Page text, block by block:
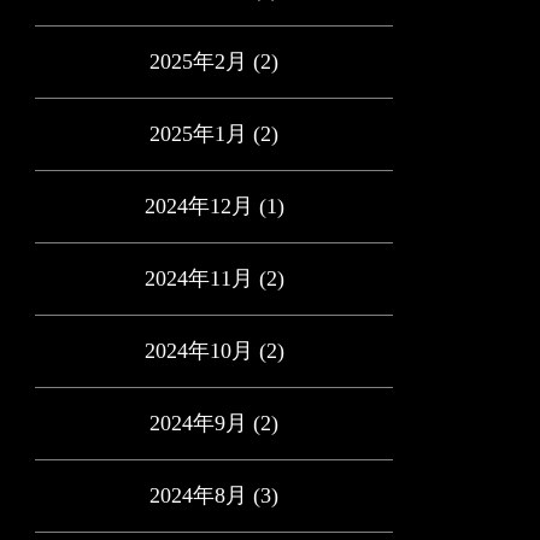
2025年2月 (2)
2025年1月 (2)
2024年12月 (1)
2024年11月 (2)
2024年10月 (2)
2024年9月 (2)
2024年8月 (3)